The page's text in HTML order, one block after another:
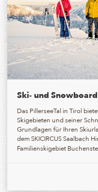
Ski- und
Das PillerseeTal in Tirol
Skigebieten und seiner
Grundlagen für Ihren
demSKICIRCUS Saalbach
Familienskigebiet